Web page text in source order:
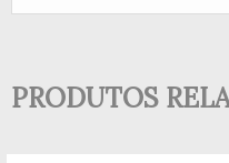
PRODUTOS